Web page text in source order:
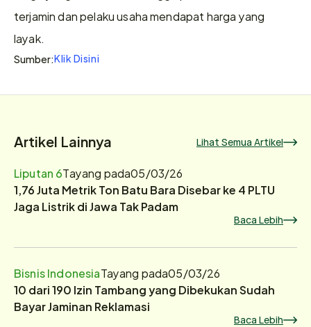
terjamin dan pelaku usaha mendapat harga yang
layak.
Sumber:Klik Disini
Artikel Lainnya Lihat Semua Artikel
Liputan 6Tayang pada05/03/26
1,76 Juta Metrik Ton Batu Bara Disebar ke 4 PLTU
Jaga Listrik di Jawa Tak Padam
Baca Lebih
Bisnis IndonesiaTayang pada05/03/26
10 dari 190 Izin Tambang yang Dibekukan Sudah
Bayar Jaminan Reklamasi
Baca Lebih